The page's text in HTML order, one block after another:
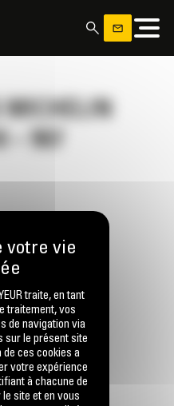
MICHELIN
– 907
556
traite, en tant
traitement, vos
de navigation via
sur le présent site
de ces cookies a
votre expérience
à chacune de
site et en vous